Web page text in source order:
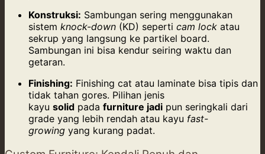
Konstruksi: Sambungan sering menggunakan
sistem knock-down (KD) seperti cam lock atau
sekrup yang langsung ke partikel board.
Sambungan ini bisa kendur seiring waktu dan
getaran.
Finishing: Finishing cat atau laminate bisa tipis dan
tidak tahan gores. Pilihan jenis
kayu solid pada furniture jadi pun seringkali dari
grade yang lebih rendah atau kayu fast-
growing yang kurang padat.